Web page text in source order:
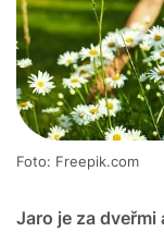
Jaro je za
Foto: Freepik.com